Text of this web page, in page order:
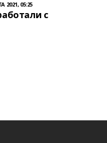
2021, 05:25
с